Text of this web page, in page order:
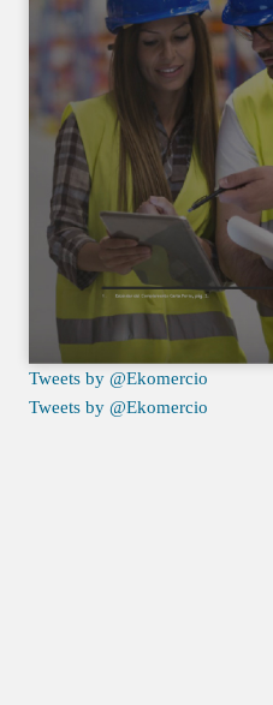
Tweets by @Ekomercio
Tweets by @Ekomercio